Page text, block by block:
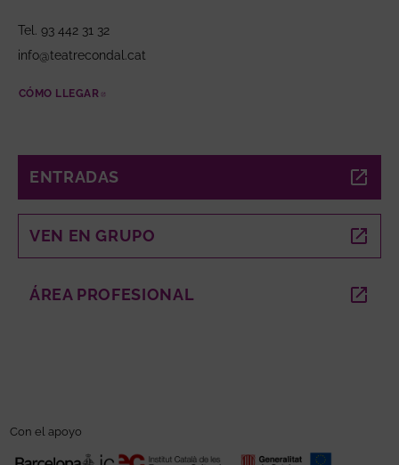
Tel. 93 442 31 32
info@teatrecondal.cat
CÓMO LLEGAR
ENTRADAS
VEN EN GRUPO
ÁREA PROFESIONAL ABRE EN NUEVA VENTANA
Con el apoyo